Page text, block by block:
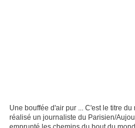
Une bouffée d'air pur ... C'est le titre
réalisé un journaliste du Parisien/